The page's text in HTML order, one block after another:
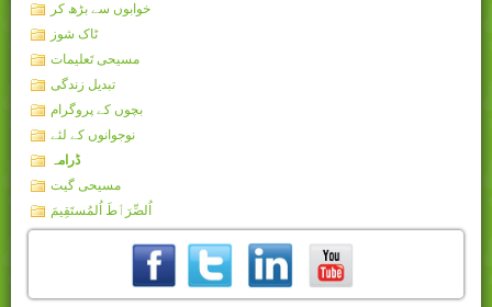
خوابوں سے بڑھ کر
ٹاک شوز
مسیحی تَعلیمات
تبدیل زندگی
بچوں کے پروگرام
نوجوانوں کے لئے
ڈرامہ
مسیحی گیت
اُلصِّرَٲطَ اُلمُستَقِيمَ